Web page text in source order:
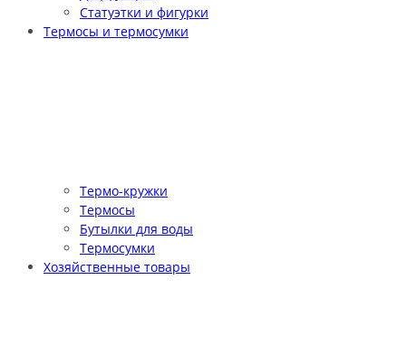
Статуэтки и фигурки
Термосы и термосумки
Термо-кружки
Термосы
Бутылки для воды
Термосумки
Хозяйственные товары